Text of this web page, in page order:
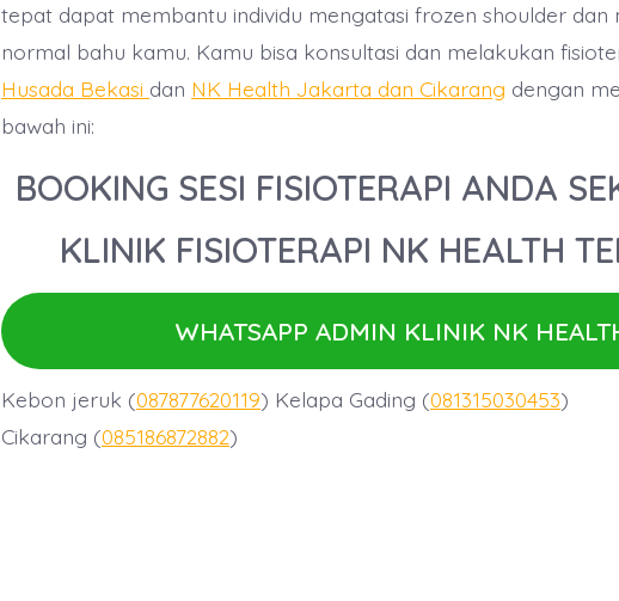
tepat dapat membantu individu mengatasi frozen shoulder dan
normal bahu kamu. Kamu bisa konsultasi dan melakukan
Husada Bekasi dan NK Health Jakarta dan Cikarang dengan
bawah ini:
BOOKING SESI FISIOTERAPI ANDA
KLINIK FISIOTERAPI NK HEALTH
WHATSAPP ADMIN KLINIK NK
Kebon jeruk (087877620119) Kelapa Gading (081315030453)
Cikarang (085186872882)